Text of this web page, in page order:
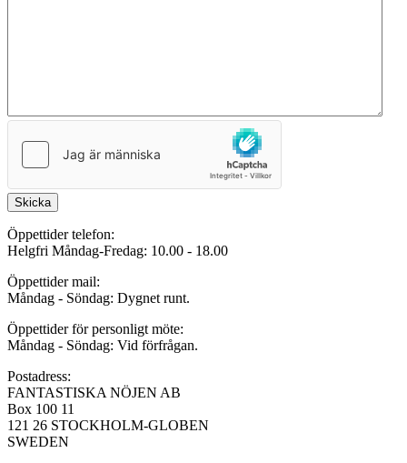
Skicka
Öppettider telefon:
Helgfri Måndag-Fredag: 10.00 - 18.00
Öppettider mail:
Måndag - Söndag: Dygnet runt.
Öppettider för personligt möte:
Måndag - Söndag: Vid förfrågan.
Postadress:
FANTASTISKA NÖJEN AB
Box 100 11
121 26 STOCKHOLM-GLOBEN
SWEDEN